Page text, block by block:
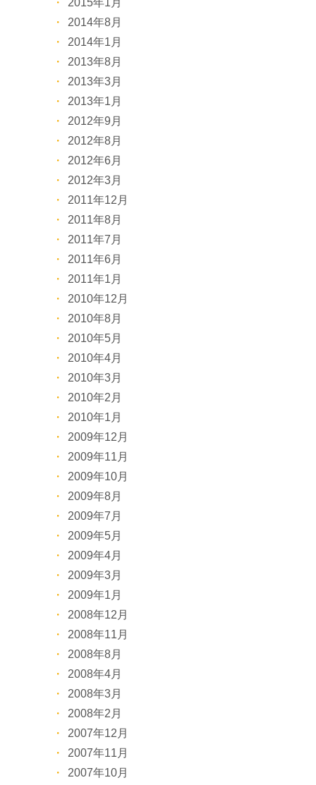
2015年1月
2014年8月
2014年1月
2013年8月
2013年3月
2013年1月
2012年9月
2012年8月
2012年6月
2012年3月
2011年12月
2011年8月
2011年7月
2011年6月
2011年1月
2010年12月
2010年8月
2010年5月
2010年4月
2010年3月
2010年2月
2010年1月
2009年12月
2009年11月
2009年10月
2009年8月
2009年7月
2009年5月
2009年4月
2009年3月
2009年1月
2008年12月
2008年11月
2008年8月
2008年4月
2008年3月
2008年2月
2007年12月
2007年11月
2007年10月